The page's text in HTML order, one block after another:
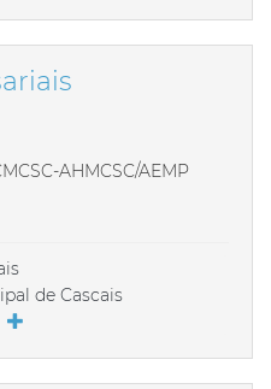
AHMCSC/AEMP
de Cascais